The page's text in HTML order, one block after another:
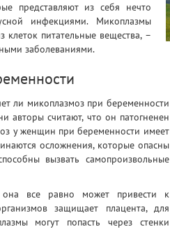
представляют из себя нечто
инфекциями. Микоплазмы
клеток питательные вещества, –
заболеваниями.
ли микоплазмоз при беременности
авторы считают, что он патогненен
у женщин при беременности имеет
осложнения, которые опасны
вызвать самопроизвольные
все равно может привести к
защищает плацента, для
могут попасть через стенки